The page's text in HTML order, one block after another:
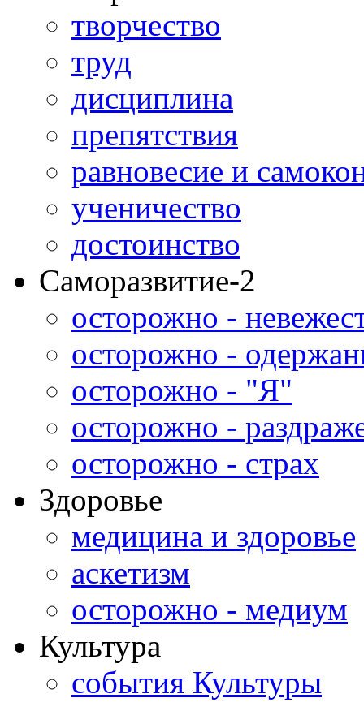
творчество
труд
дисциплина
препятствия
равновесие и
ученичество
достоинство
Саморазвитие-2
осторожно -
осторожно -
осторожно - "Я"
осторожно -
осторожно - страх
Здоровье
медицина и здоровье
аскетизм
осторожно - медиум
Культура
события Культуры